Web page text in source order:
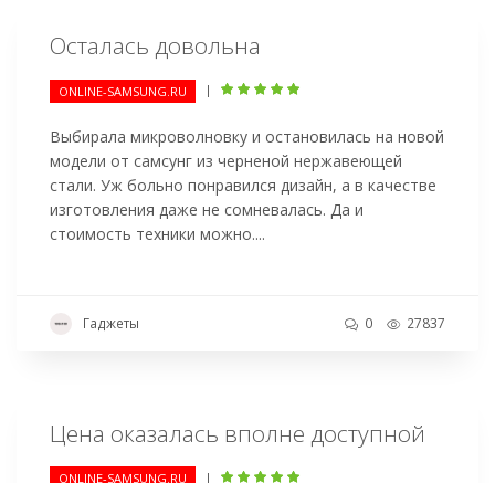
Осталась довольна
ONLINE-SAMSUNG.RU |
Выбирала микроволновку и остановилась на новой
модели от самсунг из черненой нержавеющей
стали. Уж больно понравился дизайн, а в качестве
изготовления даже не сомневалась. Да и
стоимость техники можно....
Гаджеты 0 27837
Цена оказалась вполне доступной
ONLINE-SAMSUNG.RU |